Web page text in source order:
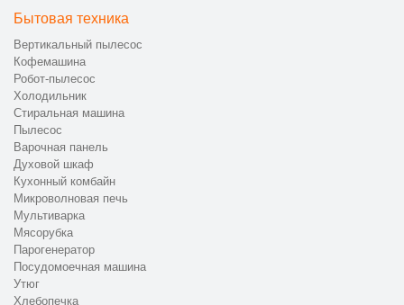
Бытовая техника
Вертикальный пылесос
Кофемашина
Робот-пылесос
Холодильник
Стиральная машина
Пылесос
Варочная панель
Духовой шкаф
Кухонный комбайн
Микроволновая печь
Мультиварка
Мясорубка
Парогенератор
Посудомоечная машина
Утюг
Хлебопечка